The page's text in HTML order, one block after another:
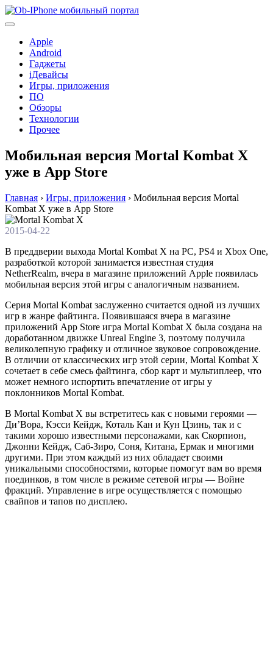
Перейти
к
Apple
Android
Гаджеты
iДевайсы
Игры, приложения
ПО
Обзоры
Технологии
Прочее
Мобильная версия Mortal Kombat X
уже в App Store
Главная › Игры, приложения › Мобильная версия Mortal
Kombat X уже в App Store
2015-04-22
В преддверии выхода Mortal Kombat X на PC, PS4 и Xbox One,
разработкой которой занимается известная студия
NetherRealm, вчера в магазине приложений Apple появилась
мобильная версия этой игры с аналогичным названием.
Серия Mortal Kombat заслуженно считается одной из лучших
игр в жанре файтинга. Появившаяся вчера в магазине
приложений App Store игра Mortal Kombat X была создана на
доработанном движке Unreal Engine 3, поэтому получила
великолепную графику и отличное звуковое сопровождение.
В отличии от классических игр этой серии, Mortal Kombat X
сочетает в себе смесь файтинга, сбор карт и мультиплеер, что
может немного испортить впечатление от игры у
поклонников Mortal Kombat.
В Mortal Kombat X вы встретитесь как с новыми героями —
Ди’Вора, Кэсси Кейдж, Коталь Кан и Кун Цзинь, так и с
такими хорошо известными персонажами, как Скорпион,
Джонни Кейдж, Саб-Зиро, Соня, Китана, Ермак и многими
другими. При этом каждый из них обладает своими
уникальными способностями, которые помогут вам во время
поединков, в том числе в режиме сетевой игры — Войне
фракций. Управление в игре осуществляется с помощью
свайпов и тапов по дисплею.